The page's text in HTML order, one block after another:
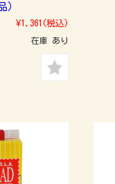
）
¥1,361 (税込)
在庫 あり